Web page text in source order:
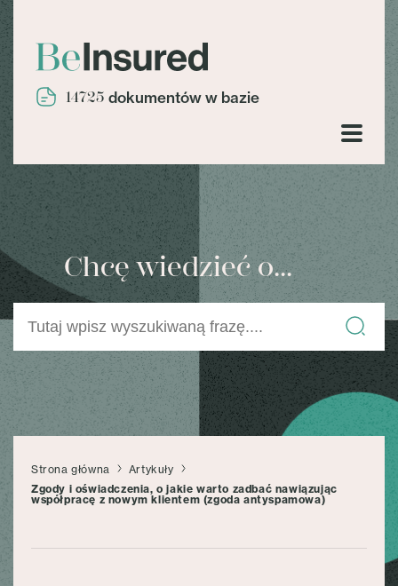
14725 dokumentów w bazie
Chcę wiedzieć o...
Strona główna
Artykuły
Zgody i oświadczenia, o jakie warto zadbać nawiązując
współpracę z nowym klientem (zgoda antyspamowa)